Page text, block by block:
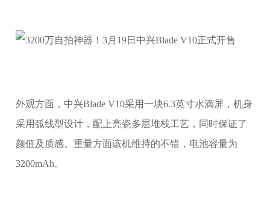
外观方面，中兴Blade V10采用一块6.3英寸水滴屏，机身
采用弧线型设计，配上亮瓷多层堆栈工艺，同时保证了
颜值及质感。重量方面该机维持的不错，电池容量为
3200mAh。